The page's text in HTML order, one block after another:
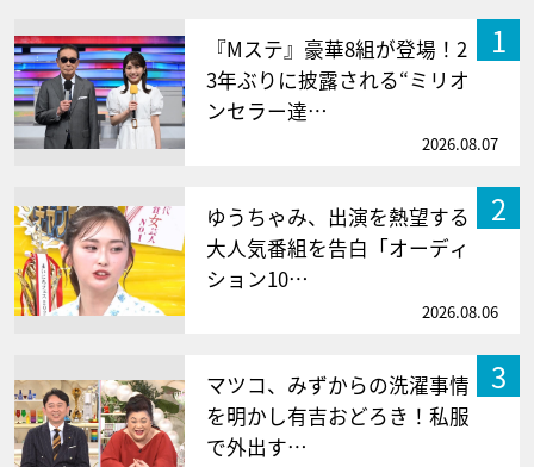
1
『Mステ』豪華8組が登場！2
3年ぶりに披露される“ミリオ
ンセラー達…
2026.08.07
2
ゆうちゃみ、出演を熱望する
大人気番組を告白「オーディ
ション10…
2026.08.06
3
マツコ、みずからの洗濯事情
を明かし有吉おどろき！私服
で外出す…